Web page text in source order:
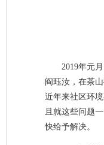
2019年元
阎珏汝，在茶
近年来社区环
且就这些问题
快给予解决。